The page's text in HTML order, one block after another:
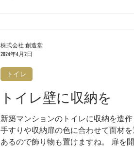
トイレ壁に収納を
新築マンションのトイレに収納を造
手すりや収納扉の色に合わせて面材
あるので飾り物も置けますね。 扉を
トイレ
株式会社 創造堂
2024年4月2日